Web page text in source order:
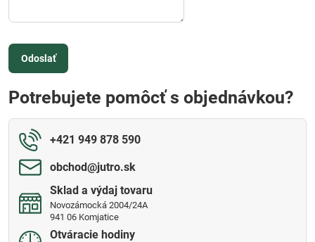
Odoslať
Potrebujete pomôcť s objednávkou?
+421 949 878 590
obchod​@jutro​.sk
Sklad a výdaj tovaru
Novozámocká 2004/24A
941 06 Komjatice
Otváracie hodiny